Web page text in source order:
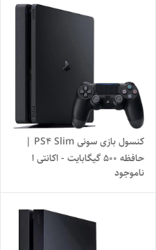
کنسول بازی سونی PS4 Slim |
حافظه 500 گیگابایت - اکانتی ا
PlayStation 4 Slim 500 GB
ناموجود